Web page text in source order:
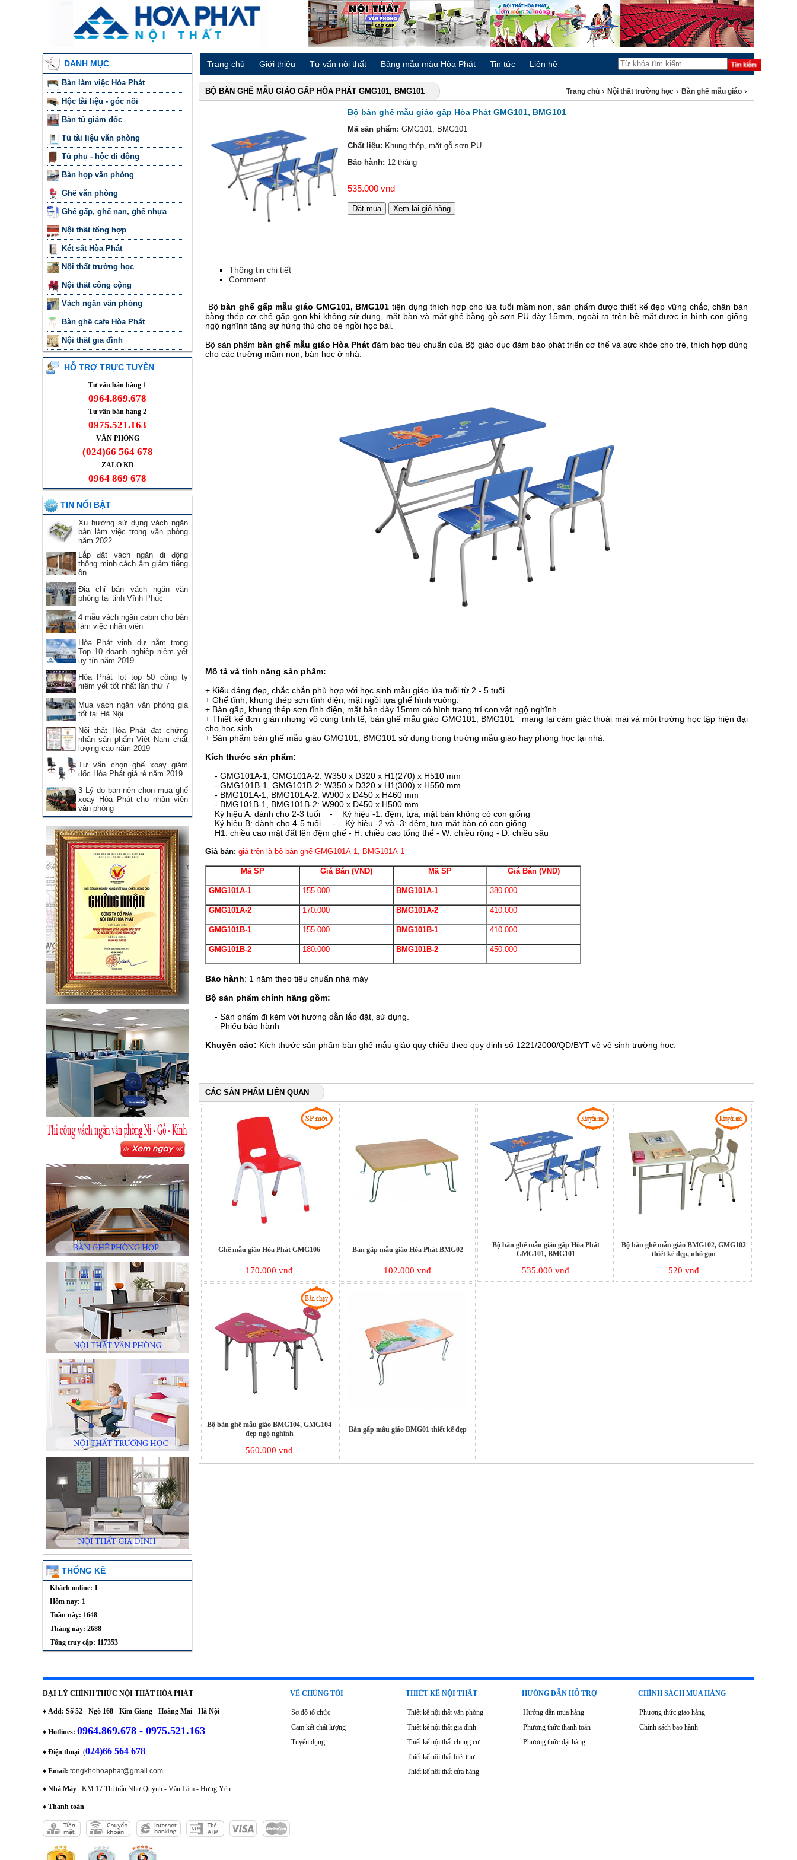
DANH MỤC
Bàn làm việc Hòa Phát
Hộc tài liệu - góc nối
Bàn tủ giám đốc
Tủ tài liệu văn phòng
Tủ phụ - hộc di động
Bàn họp văn phòng
Ghế văn phòng
Ghế gấp, ghế nan, ghế nhựa
Nội thất tổng hợp
Két sắt Hòa Phát
Nội thất trường học
Nội thất công cộng
Vách ngăn văn phòng
Bàn ghế cafe Hòa Phát
Nội thất gia đình
HỖ TRỢ TRỰC TUYẾN
Tư vấn bán hàng 1
0964.869.678
Tư vấn bán hàng 2
0975.521.163
VĂN PHÒNG
(024)66 564 678
ZALO KD
0964 869 678
TIN NỔI BẬT
Xu hướng sử dụng vách ngăn
bàn làm việc trong văn phòng
năm 2022
Lắp đặt vách ngăn di động
thông minh cách âm giảm tiếng
ồn
Địa chỉ bán vách ngăn văn
phòng tại tỉnh Vĩnh Phúc
4 mẫu vách ngăn cabin cho bàn
làm việc nhân viên
Hòa Phát vinh dự nằm trong
Top 10 doanh nghiệp niêm yết
uy tín năm 2019
Hòa Phát lọt top 50 công ty
niêm yết tốt nhất lần thứ 7
Mua vách ngăn văn phòng giá
tốt tại Hà Nội
Nội thất Hòa Phát đạt chứng
nhận sản phẩm Việt Nam chất
lượng cao năm 2019
Tư vấn chọn ghế xoay giám
đốc Hòa Phát giá rẻ năm 2019
3 Lý do bạn nên chọn mua ghế
xoay Hòa Phát cho nhân viên
văn phòng
THỐNG KÊ
Khách online: 1
Hôm nay: 1
Tuần này: 1648
Tháng này: 2688
Tổng truy cập: 117353
Trang chủ Giới thiệu Tư vấn nội thất Bảng mẫu màu Hòa Phát Tin tức Liên hệ
BỘ BÀN GHẾ MẪU GIÁO GẤP HÒA PHÁT GMG101, BMG101 Trang chủ › Nội thất trường học › Bàn ghế mẫu giáo ›
Bộ bàn ghế mẫu giáo gấp Hòa Phát GMG101, BMG101
Mã sản phẩm: GMG101, BMG101
Chất liệu: Khung thép, mặt gỗ sơn PU
Bảo hành: 12 tháng
535.000 vnđ
Thông tin chi tiết
Comment
Bộ bàn ghế gấp mẫu giáo GMG101, BMG101 tiện dụng thích hợp cho lứa tuổi mầm non, sản phẩm được thiết kế đẹp vững chắc, chân bàn
bằng thép cơ chế gấp gọn khi không sử dụng, mặt bàn và mặt ghế bằng gỗ sơn PU dày 15mm, ngoài ra trên bề mặt được in hình con giống
ngộ nghĩnh tăng sự hứng thú cho bé ngồi học bài.
Bộ sản phẩm bàn ghế mẫu giáo Hòa Phát đảm bảo tiêu chuẩn của Bộ giáo dục đảm bảo phát triển cơ thể và sức khỏe cho trẻ, thích hợp dùng
cho các trường mầm non, bàn học ở nhà.
Mô tả và tính năng sản phẩm:
+ Kiểu dáng đẹp, chắc chắn phù hợp với học sinh mẫu giáo lứa tuổi từ 2 - 5 tuổi.
+ Ghế tĩnh, khung thép sơn tĩnh điện, mặt ngồi tựa ghế hình vuông.
+ Bàn gấp, khung thép sơn tĩnh điện, mặt bàn dày 15mm có hình trang trí con vật ngộ nghĩnh
+ Thiết kế đơn giản nhưng vô cùng tinh tế, bàn ghế mẫu giáo GMG101, BMG101 mang lại cảm giác thoải mái và môi trường học tập hiện đại
cho học sinh.
+ Sản phẩm bàn ghế mẫu giáo GMG101, BMG101 sử dụng trong trường mẫu giáo hay phòng học tại nhà.
Kích thước sản phẩm:
- GMG101A-1, GMG101A-2: W350 x D320 x H1(270) x H510 mm
- GMG101B-1, GMG101B-2: W350 x D320 x H1(300) x H550 mm
- BMG101A-1, BMG101A-2: W900 x D450 x H460 mm
- BMG101B-1, BMG101B-2: W900 x D450 x H500 mm
Ký hiệu A: dành cho 2-3 tuổi - Ký hiệu -1: đệm, tựa, mặt bàn không có con giống
Ký hiệu B: dành cho 4-5 tuổi - Ký hiệu -2 và -3: đệm, tựa mặt bàn có con giống
H1: chiều cao mặt đất lên đệm ghế - H: chiều cao tổng thể - W: chiều rộng - D: chiều sâu
Giá bán: giá trên là bộ bàn ghế GMG101A-1, BMG101A-1
Mã SP Giá Bán (VND) Mã SP Giá Bán (VND)
GMG101A-1 155.000 BMG101A-1 380.000
GMG101A-2 170.000 BMG101A-2 410.000
GMG101B-1 155.000 BMG101B-1 410.000
GMG101B-2 180.000 BMG101B-2 450.000
Bảo hành: 1 năm theo tiêu chuẩn nhà máy
Bộ sản phẩm chính hãng gồm:
- Sản phẩm đi kèm với hướng dẫn lắp đặt, sử dụng.
- Phiếu bảo hành
Khuyến cáo: Kích thước sản phẩm bàn ghế mẫu giáo quy chiếu theo quy định số 1221/2000/QD/BYT về vệ sinh trường học.
CÁC SẢN PHẨM LIÊN QUAN
Ghế mẫu giáo Hòa Phát GMG106
170.000 vnđ
Bàn gấp mẫu giáo Hòa Phát BMG02
102.000 vnđ
Bộ bàn ghế mẫu giáo gấp Hòa Phát
GMG101, BMG101
535.000 vnđ
Bộ bàn ghế mẫu giáo BMG102, GMG102
thiết kế đẹp, nhỏ gọn
520 vnđ
Bộ bàn ghế mẫu giáo BMG104, GMG104
đẹp ngộ nghĩnh
560.000 vnđ
Bàn gấp mẫu giáo BMG01 thiết kế đẹp
ĐẠI LÝ CHÍNH THỨC NỘI THẤT HÒA PHÁT
♦ Add: Số 52 - Ngõ 168 - Kim Giang - Hoàng Mai - Hà Nội
♦ Hotlines: 0964.869.678 - 0975.521.163
♦ Điện thoại: (024)66 564 678
♦ Email: tongkhohoaphat@gmail.com
♦ Nhà Máy : KM 17 Thị trấn Như Quỳnh - Văn Lâm - Hưng Yên
♦ Thanh toán
VỀ CHÚNG TÔI
Sơ đồ tổ chức
Cam kết chất lượng
Tuyển dụng
THIẾT KẾ NỘI THẤT
Thiết kế nội thất văn phòng
Thiết kế nội thất gia đình
Thiết kế nội thất chung cư
Thiết kế nội thất biệt thự
Thiết kế nội thất cửa hàng
HƯỚNG DẪN HỖ TRỢ
Hướng dẫn mua hàng
Phương thức thanh toán
Phương thức đặt hàng
CHÍNH SÁCH MUA HÀNG
Phương thức giao hàng
Chính sách bảo hành